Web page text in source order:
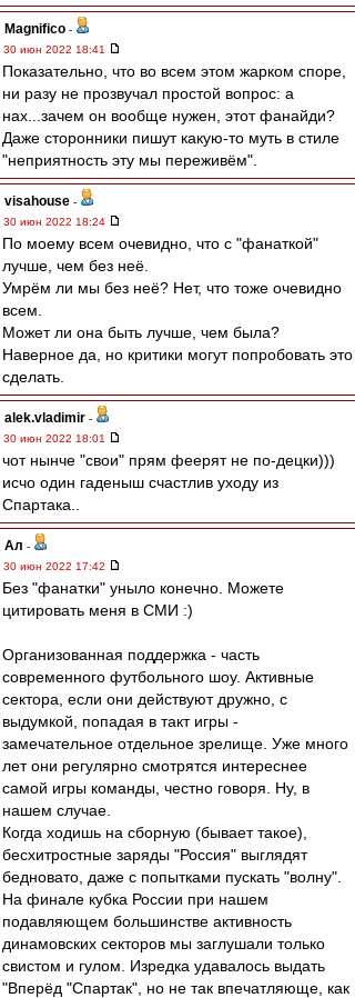
Magnifico -
30 июн 2022 18:41
Показательно, что во всем этом жарком споре,
ни разу не прозвучал простой вопрос: а
нах...зачем он вообще нужен, этот фанайди?
Даже сторонники пишут какую-то муть в стиле
"неприятность эту мы переживём".
visahouse -
30 июн 2022 18:24
По моему всем очевидно, что с "фанаткой"
лучше, чем без неё.
Умрём ли мы без неё? Нет, что тоже очевидно
всем.
Может ли она быть лучше, чем была?
Наверное да, но критики могут попробовать это
сделать.
alek.vladimir -
30 июн 2022 18:01
чот нынче "свои" прям феерят не по-децки)))
исчо один гаденыш счастлив уходу из
Спартака..
Ал -
30 июн 2022 17:42
Без "фанатки" уныло конечно. Можете
цитировать меня в СМИ :)
Организованная поддержка - часть
современного футбольного шоу. Активные
сектора, если они действуют дружно, с
выдумкой, попадая в такт игры -
замечательное отдельное зрелище. Уже много
лет они регулярно смотрятся интереснее
самой игры команды, честно говоря. Ну, в
нашем случае.
Когда ходишь на сборную (бывает такое),
бесхитростные заряды "Россия" выглядят
бедновато, даже с попытками пускать "волну".
На финале кубка России при нашем
подавляющем большинстве активность
динамовских секторов мы заглушали только
свистом и гулом. Изредка удавалось выдать
"Вперёд "Спартак", но не так впечатляюще, как